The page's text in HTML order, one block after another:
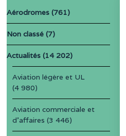
Aérodromes (761)
Non classé (7)
Actualités (14 202)
Aviation légère et UL
(4 980)
Aviation commerciale et
d'affaires (3 446)